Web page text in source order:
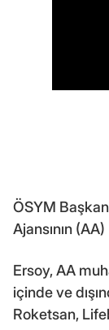
ÖSYM
Ajansının
Ersoy, AA
içinde ve
Roketsan,